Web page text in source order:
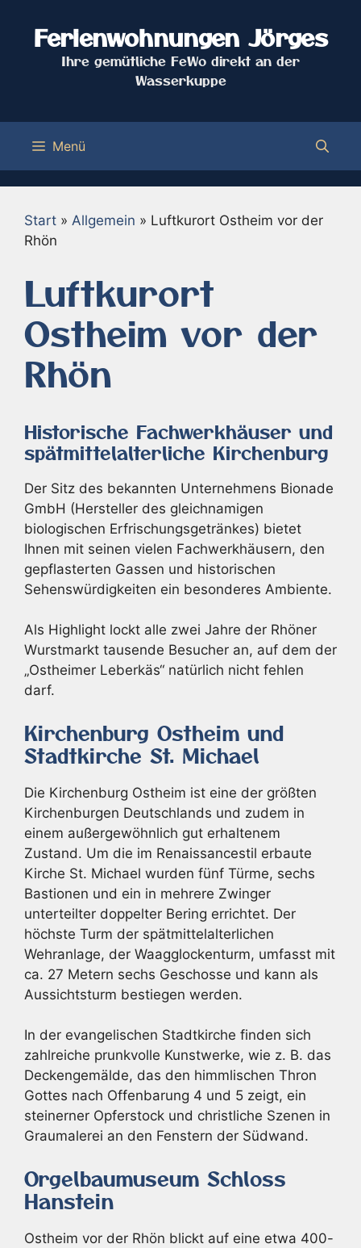
springenFerienwohnungen Jörges
Ihre gemütliche FeWo direkt an der
Wasserkuppe
Menü
Start » Allgemein » Luftkurort Ostheim vor der
Rhön
Luftkurort
Ostheim vor der
Rhön
Historische Fachwerkhäuser und
spätmittelalterliche Kirchenburg
Der Sitz des bekannten Unternehmens Bionade
GmbH (Hersteller des gleichnamigen
biologischen Erfrischungsgetränkes) bietet
Ihnen mit seinen vielen Fachwerkhäusern, den
gepflasterten Gassen und historischen
Sehenswürdigkeiten ein besonderes Ambiente.
Als Highlight lockt alle zwei Jahre der Rhöner
Wurstmarkt tausende Besucher an, auf dem der
„Ostheimer Leberkäs“ natürlich nicht fehlen
darf.
Kirchenburg Ostheim und
Stadtkirche St. Michael
Die Kirchenburg Ostheim ist eine der größten
Kirchenburgen Deutschlands und zudem in
einem außergewöhnlich gut erhaltenem
Zustand. Um die im Renaissancestil erbaute
Kirche St. Michael wurden fünf Türme, sechs
Bastionen und ein in mehrere Zwinger
unterteilter doppelter Bering errichtet. Der
höchste Turm der spätmittelalterlichen
Wehranlage, der Waagglockenturm, umfasst mit
ca. 27 Metern sechs Geschosse und kann als
Aussichtsturm bestiegen werden.
In der evangelischen Stadtkirche finden sich
zahlreiche prunkvolle Kunstwerke, wie z. B. das
Deckengemälde, das den himmlischen Thron
Gottes nach Offenbarung 4 und 5 zeigt, ein
steinerner Opferstock und christliche Szenen in
Graumalerei an den Fenstern der Südwand.
Orgelbaumuseum Schloss
Hanstein
Ostheim vor der Rhön blickt auf eine etwa 400-